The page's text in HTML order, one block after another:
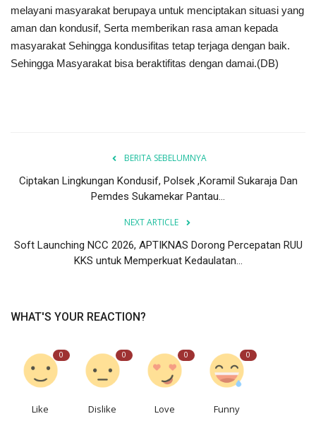
melayani masyarakat berupaya untuk menciptakan situasi yang
aman dan kondusif, Serta memberikan rasa aman kepada
masyarakat Sehingga kondusifitas tetap terjaga dengan baik.
Sehingga Masyarakat bisa beraktifitas dengan damai.(DB)
BERITA SEBELUMNYA
Ciptakan Lingkungan Kondusif, Polsek ,Koramil Sukaraja Dan
Pemdes Sukamekar Pantau...
NEXT ARTICLE
Soft Launching NCC 2026, APTIKNAS Dorong Percepatan RUU
KKS untuk Memperkuat Kedaulatan...
WHAT'S YOUR REACTION?
0
Like
0
Dislike
0
Love
0
Funny